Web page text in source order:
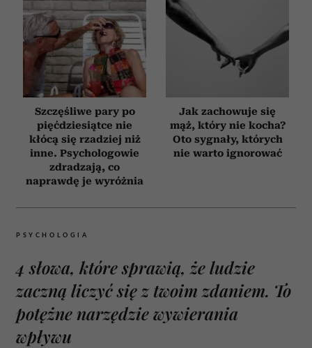
Szczęśliwe pary po
pięćdziesiątce nie
kłócą się rzadziej niż
inne. Psychologowie
zdradzają, co
naprawdę je wyróżnia
Jak zachowuje się
mąż, który nie kocha?
Oto sygnały, których
nie warto ignorować
PSYCHOLOGIA
4 słowa, które sprawią, że ludzie
zaczną liczyć się z twoim zdaniem. To
potężne narzędzie wywierania
wpływu